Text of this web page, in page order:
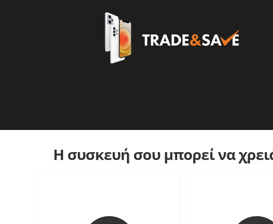
Η συσκευή σου μπορεί να